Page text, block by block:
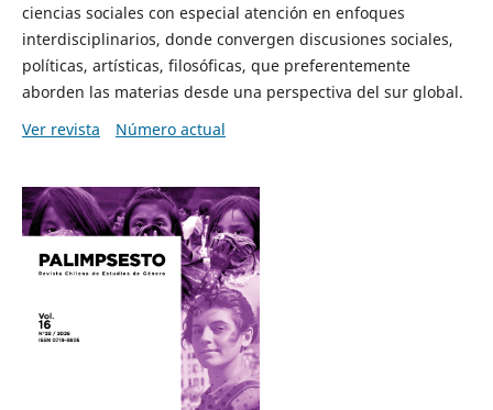
ciencias sociales con especial atención en enfoques
interdisciplinarios, donde convergen discusiones sociales,
políticas, artísticas, filosóficas, que preferentemente
aborden las materias desde una perspectiva del sur global.
Ver revista
Número actual